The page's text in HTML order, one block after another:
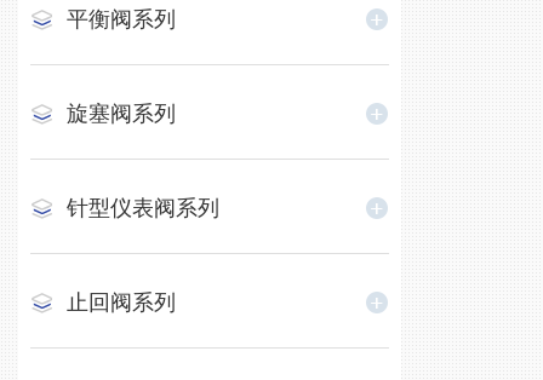
平衡阀系列
旋塞阀系列
针型仪表阀系列
止回阀系列